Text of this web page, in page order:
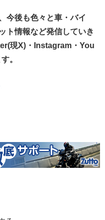
今後も色々と車・バイ
ト情報など発信していき
現X)・Instagram・You
。